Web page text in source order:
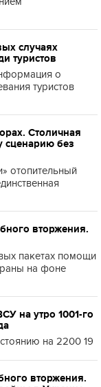
случаях
туристов
о
туристов
Столичная
сценарию без
отопительный
вторжения.
пакетах помощи
на фоне
на утро 1001-го
на 2200 19
вторжения.